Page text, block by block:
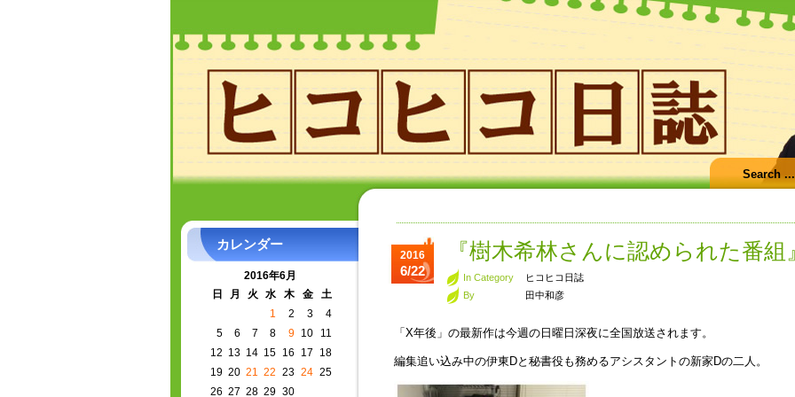
カレンダー
2016年6月
日
月 火 水 木 金
土
1
2 3
4
5
6 7 8 9 10
11
12 13 14 15 16 17
18
19 20 21 22 23 24 25
26 27 28 29 30
2016
6/22
『樹木希林さんに認められた番組
In Category
ヒコヒコ日誌
By
田中和彦
「X年後」の最新作は今週の日曜日深夜に全国放送されます。
編集追い込み中の伊東Dと秘書役も務めるアシスタントの新家Dの二人。